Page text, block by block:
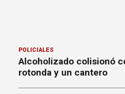
POLICIALES
Alcoholizado colisionó
rotonda y un cantero